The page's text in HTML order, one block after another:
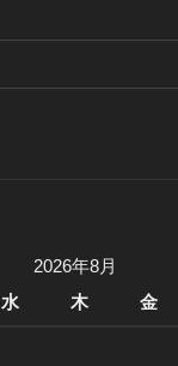
2026年8月
水 木 金